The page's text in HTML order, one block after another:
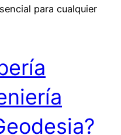
para cualquier